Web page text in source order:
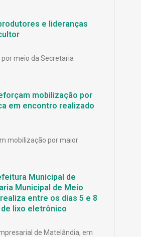
e lideranças
meio da Secretaria
mobilização por
em encontro realizado
mobilização por maior
Municipal de
Municipal de Meio
entre os dias 5 e 8
lixo eletrônico
de Matelândia, em